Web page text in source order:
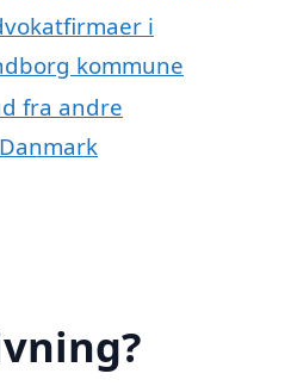
i
kommune
fra andre